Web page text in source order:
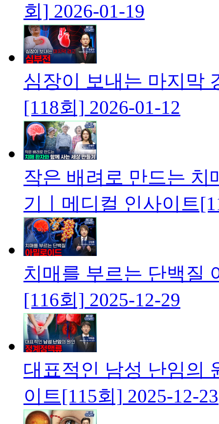
회] 2026-01-19
심장이 보내는 마지막
[118회] 2026-01-12
작은 배려로 만드는 치
기ㅣ메디컬 인사이트
치매를 부르는 단백질
[116회] 2025-12-29
대표적인 남성 난임의
이트[115회] 2025-12-23